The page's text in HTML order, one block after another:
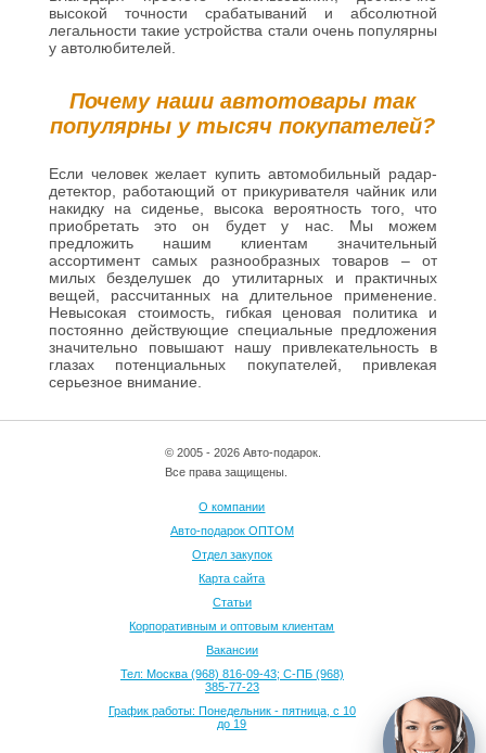
высокой точности срабатываний и абсолютной
легальности такие устройства стали очень популярны
у автолюбителей.
Почему наши автотовары так
популярны у тысяч покупателей?
Если человек желает купить автомобильный радар-
детектор, работающий от прикуривателя чайник или
накидку на сиденье, высока вероятность того, что
приобретать это он будет у нас. Мы можем
предложить нашим клиентам значительный
ассортимент самых разнообразных товаров – от
милых безделушек до утилитарных и практичных
вещей, рассчитанных на длительное применение.
Невысокая стоимость, гибкая ценовая политика и
постоянно действующие специальные предложения
значительно повышают нашу привлекательность в
глазах потенциальных покупателей, привлекая
серьезное внимание.
© 2005 - 2026 Авто-подарок.
Все права защищены.
О компании
Авто-подарок ОПТОМ
Отдел закупок
Карта сайта
Статьи
Корпоративным и оптовым клиентам
Вакансии
Тел: Москва (968) 816-09-43; С-ПБ (968)
385-77-23
График работы: Понедельник - пятница, с 10
до 19